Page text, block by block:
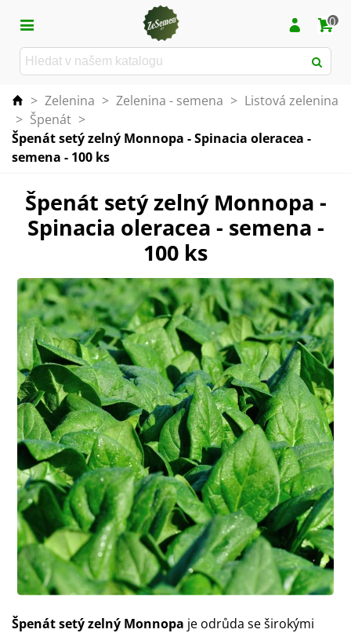
0
> Zelenina > Zelenina - semena > Listová zelenina
> Špenát >
Špenát setý zelný Monnopa - Spinacia oleracea -
semena - 100 ks
Špenát setý zelný Monnopa -
Spinacia oleracea - semena -
100 ks
Špenát setý zelný Monnopa je odrůda se širokými